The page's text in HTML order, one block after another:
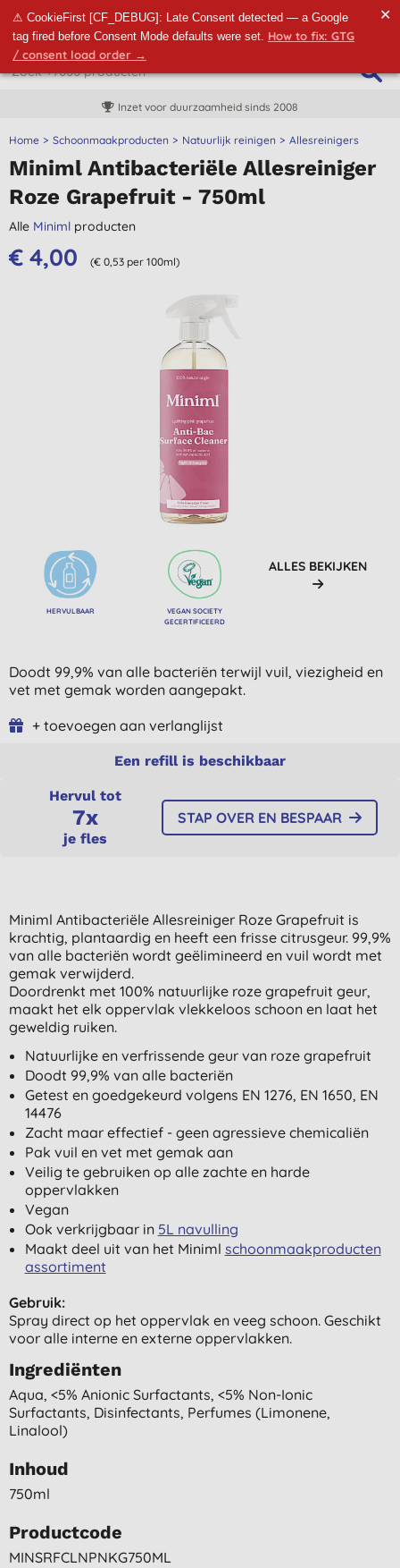
⚠ CookieFirst [CF_DEBUG]: Late Consent detected — a Google
tag fired before Consent Mode defaults were set. How to fix: GTG
/ consent load order →
✕
Inzet voor duurzaamheid sinds 2008
Home Schoonmaakproducten Natuurlijk reinigen Allesreinigers
Miniml Antibacteriële Allesreiniger
Roze Grapefruit - 750ml
Alle Miniml producten
€ 4,00 (€ 0,53 per 100ml)
HERVULBAAR
VEGAN SOCIETY
GECERTIFICEERD
ALLES BEKIJKEN
Doodt 99,9% van alle bacteriën terwijl vuil, viezigheid en
vet met gemak worden aangepakt.
+ toevoegen aan verlanglijst
Een refill is beschikbaar
Hervul tot
7x
je fles
STAP OVER EN BESPAAR
Miniml Antibacteriële Allesreiniger Roze Grapefruit is
krachtig, plantaardig en heeft een frisse citrusgeur. 99,9%
van alle bacteriën wordt geëlimineerd en vuil wordt met
gemak verwijderd.
Doordrenkt met 100% natuurlijke roze grapefruit geur,
maakt het elk oppervlak vlekkeloos schoon en laat het
geweldig ruiken.
Natuurlijke en verfrissende geur van roze grapefruit
Doodt 99,9% van alle bacteriën
Getest en goedgekeurd volgens EN 1276, EN 1650, EN
14476
Zacht maar effectief - geen agressieve chemicaliën
Pak vuil en vet met gemak aan
Veilig te gebruiken op alle zachte en harde
oppervlakken
Vegan
Ook verkrijgbaar in 5L navulling
Maakt deel uit van het Miniml schoonmaakproducten
assortiment
Gebruik:
Spray direct op het oppervlak en veeg schoon. Geschikt
voor alle interne en externe oppervlakken.
Ingrediënten
Aqua, <5% Anionic Surfactants, <5% Non-Ionic
Surfactants, Disinfectants, Perfumes (limonene,
Linalool)
Inhoud
750ml
Productcode
MINSRFCLNPNKG750ML